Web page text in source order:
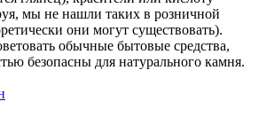
мы не нашли таких в розничной
они могут существовать).
обычные бытовые средства,
безопасны для натурального камня.